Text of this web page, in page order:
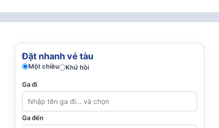
Đặt nhanh vé tàu
Một chiều Khứ hồi
Ga đi
Ga đến